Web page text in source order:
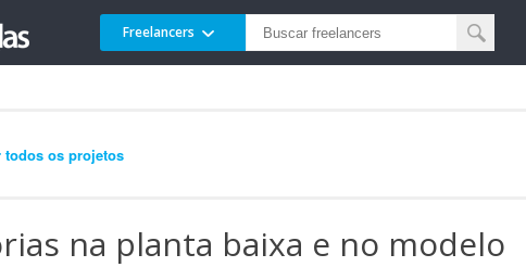
Freelancers
todos os projetos
na planta baixa e no modelo